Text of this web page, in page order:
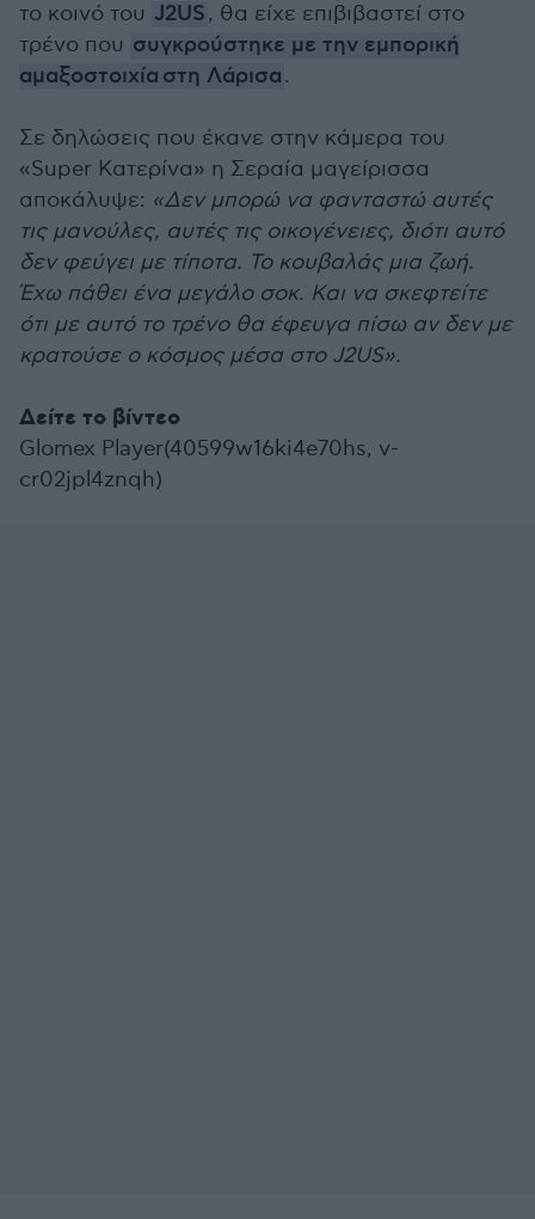
το κοινό του J2US, θα είχε επιβιβαστεί στο
τρένο που συγκρούστηκε με την εμπορική
αμαξοστοιχία στη Λάρισα.
Σε δηλώσεις που έκανε στην κάμερα του
«Super Κατερίνα» η Σεραία μαγείρισσα
αποκάλυψε: «Δεν μπορώ να φανταστώ αυτές
τις μανούλες, αυτές τις οικογένειες, διότι αυτό
δεν φεύγει με τίποτα. Το κουβαλάς μια ζωή.
Έχω πάθει ένα μεγάλο σοκ. Και να σκεφτείτε
ότι με αυτό το τρένο θα έφευγα πίσω αν δεν με
κρατούσε ο κόσμος μέσα στο J2US».
Δείτε το βίντεο
Glomex Player(40599w16ki4e70hs, v-
cr02jpl4znqh)